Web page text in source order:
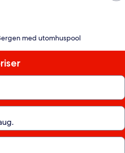
med utomhuspool